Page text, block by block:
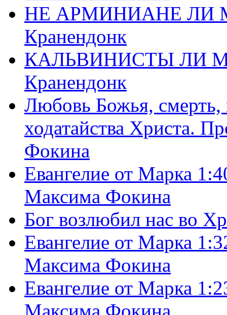
НЕ АРМИНИАНЕ ЛИ
Кранендонк
КАЛЬВИНИСТЫ ЛИ
Кранендонк
Любовь Божья, смерть,
ходатайства Христа.
Фокина
Евангелие от Марка
Максима Фокина
Бог возлюбил нас во
Евангелие от Марка
Максима Фокина
Евангелие от Марка
Максима Фокина